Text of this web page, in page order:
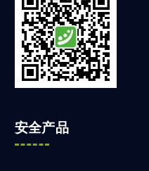
安全产品